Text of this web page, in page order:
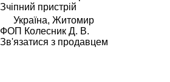
Зчіпний пристрій
Україна, Житомир
ФОП Колесник Д. В.
Зв'язатися з продавцем